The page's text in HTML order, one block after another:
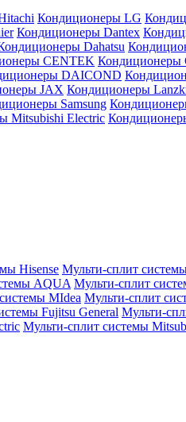
Кондиционеры LG
Кондиционеры Dantex
Dahatsu
CENTEK Кондиционеры
DAICOND
JAX Кондиционеры
Samsung
Mitsubishi Electric
Hisense Мульти-сплит
AQUA Мульти-сплит
MIdea Мульти-сплит
Fujitsu General Мульти-
Мульти-сплит системы